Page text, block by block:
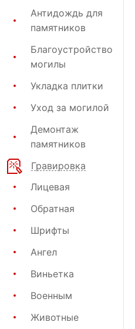
Антидождь для
памятников
Благоустройство
могилы
Укладка плитки
Уход за могилой
Демонтаж
памятников
Гравировка
Лицевая
Обратная
Шрифты
Ангел
Виньетка
Военным
Животные